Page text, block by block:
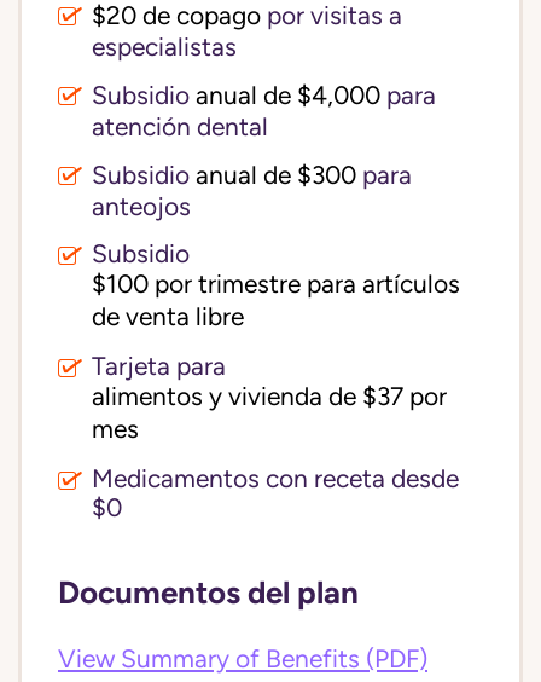
$20 de copago por visitas a
especialistas
Subsidio anual de $4,000 para
atención dental
Subsidio anual de $300 para
anteojos
Subsidio
$100 por trimestre para artículos
de venta libre
Tarjeta para
alimentos y vivienda de $37 por
mes
Medicamentos con receta desde
$0
Documentos del plan
View Summary of Benefits (PDF)